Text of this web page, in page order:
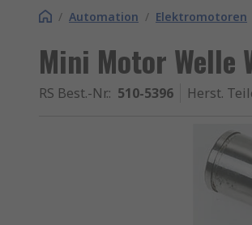
/ Automation / Elektromotoren
Mini Motor Welle
RS Best.-Nr.: 510-5396 Herst.